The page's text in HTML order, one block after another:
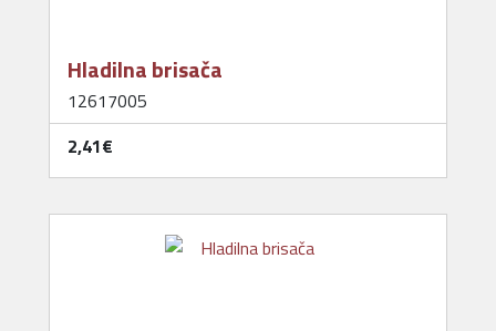
Hladilna brisača
12617005
2,41‎€